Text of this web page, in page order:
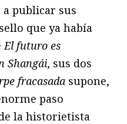
publicar sus
que ya había
El futuro es
Shangái, sus dos
fracasada supone,
paso
la historietista